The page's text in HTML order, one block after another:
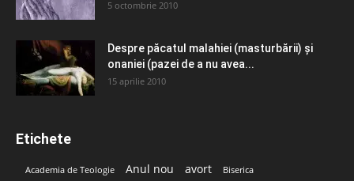
5 octombrie 2010
Despre păcatul malahiei (masturbării) şi
onaniei (pazei de a nu avea...
15 aprilie 2010
Etichete
Academia de Teologie Anul nou avort Biserica